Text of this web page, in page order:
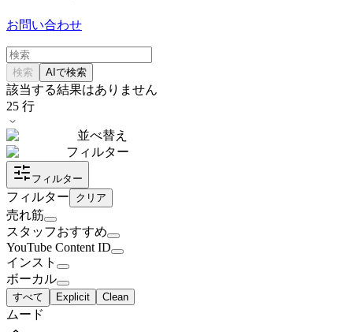
お問い合わせ
検索 AIで検索
該当する結果はありません
25 行
並べ替え
フィルター
フィルター
フィルター クリア
売れ筋
スタッフおすすめ
YouTube Content ID
インスト
ボーカル
すべて Explicit Clean
ムード